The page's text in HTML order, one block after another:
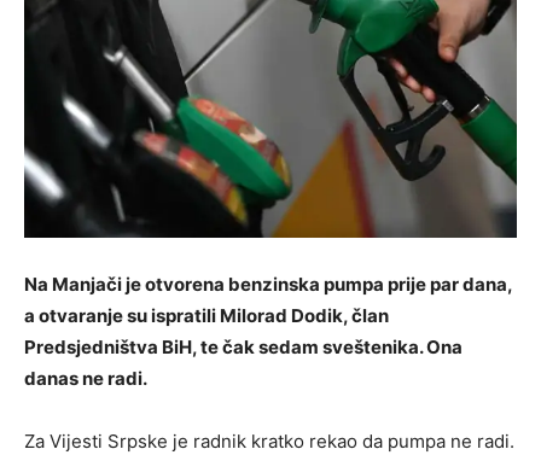
Na Manjači je otvorena benzinska pumpa prije par dana,
a otvaranje su ispratili Milorad Dodik, član
Predsjedništva BiH, te čak sedam sveštenika. Ona
danas ne radi.
Za Vijesti Srpske je radnik kratko rekao da pumpa ne radi.